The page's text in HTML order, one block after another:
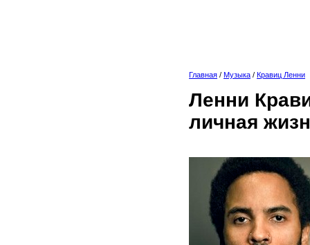
Главная / Музыка / Кравиц Ленни
Ленни
личная